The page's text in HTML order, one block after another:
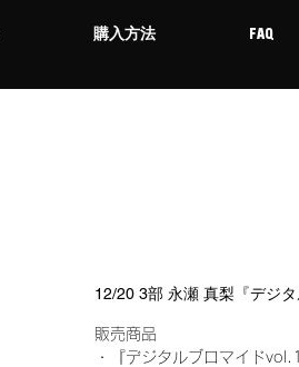
購入方法 FAQ
12/20 3部 永瀬 真梨『デジ
販売商品
・『デジタルブロマイド